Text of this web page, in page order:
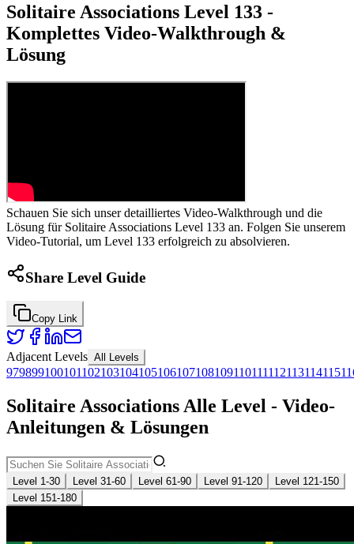
Solitaire Associations Level 133 -
Komplettes Video-Walkthrough &
Lösung
Schauen Sie sich unser detailliertes Video-Walkthrough und die
Lösung für Solitaire Associations Level 133 an. Folgen Sie unserem
Video-Tutorial, um Level 133 erfolgreich zu absolvieren.
Share Level Guide
Copy Link
Adjacent Levels All Levels
979899100101102103104105106107108109110111112113114115
Solitaire Associations Alle Level - Video-
Anleitungen & Lösungen
Level 1-30 Level 31-60 Level 61-90 Level 91-120
Level 121-150
Level 151-180